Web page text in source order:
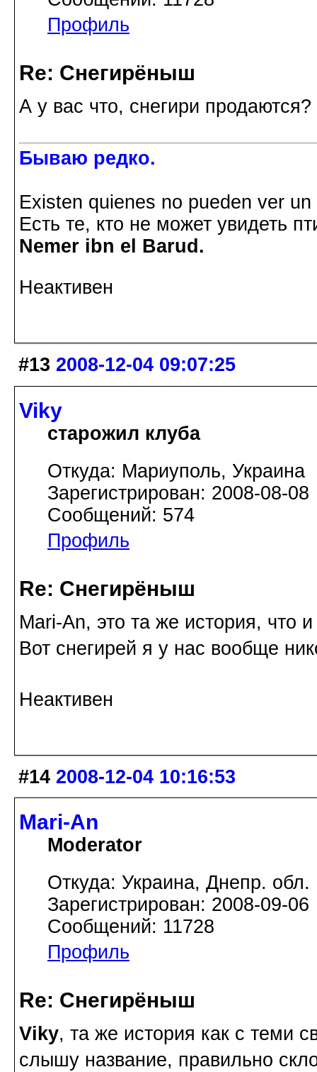
Профиль
Re: Снегирёныш
А у вас что, снегири
Бываю редко.
Existen quienes no pueden ver
Есть те, кто не может увидеть
Nemer ibn el Barud.
Неактивен
#13 2008-12-04 09:07:25
Viky
старожил клуба
Откуда: Мариуполь, Украина
Зарегистрирован: 2008-08-08
Сообщений: 574
Профиль
Re: Снегирёныш
Mari-An, это та же история,
Вот снегирей я у нас вообще
Неактивен
#14 2008-12-04 10:16:53
Mari-An
Moderator
Откуда: Украина, Днепр. обл.
Зарегистрирован: 2008-09-06
Сообщений: 11728
Профиль
Re: Снегирёныш
Viky, та же история как с теми
слышу название, правильно